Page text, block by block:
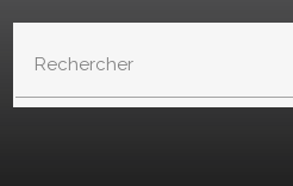
Rechercher